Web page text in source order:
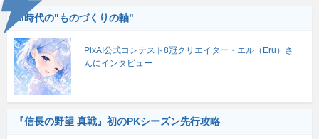
AI時代の"ものづくりの軸"
PixAI公式コンテスト8冠クリエイター・エル（Eru）さ
んにインタビュー
『信長の野望 真戦』初のPKシーズン先行攻略